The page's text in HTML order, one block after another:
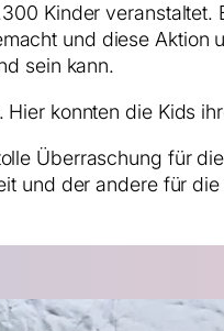
Kinder
und diese
sein kann.
konnten die Kids
Überraschung für
und der andere für